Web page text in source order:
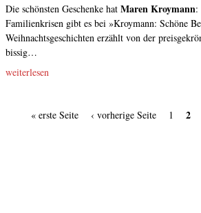
Die schönsten Geschenke hat Maren Kroymann:
Familienkrisen gibt es bei »Kroymann: Schöne
Weihnachtsgeschichten erzählt von der
bissig…
weiterlesen
Seiten« erste Seite ‹ vorherige Seite 1 2